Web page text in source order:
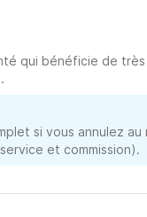
qui bénéficie de
si vous annulez
et commission).